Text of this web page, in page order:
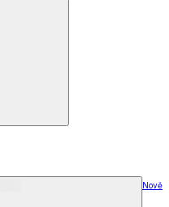
Nově